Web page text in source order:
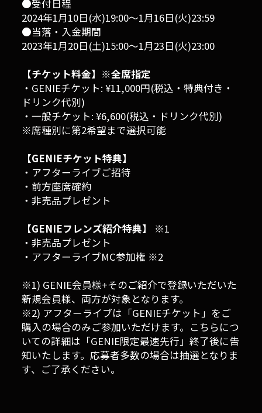
●受付日程
2024年1月10日(水)19:00〜1月16日(火)23:59
●当落・入金期間
2023年1月20日(土)15:00〜1月23日(火)23:00
【チケット料金】※全席指定
・GENIEチケット: ¥11,000円(税込・特典付き・
ドリンク代別)
・一般チケット: ¥6,600(税込・ドリンク代別)
※席種別に第2希望まで選択可能
【GENIEチケット特典】
・アフターライブご招待
・前方座席確約
・非売品プレゼント
【GENIEフレンズ紹介特典】
※1
・非売品プレゼント
・アフターライブMC参加権 ※2
※1) GENIE会員様+そのご紹介で登録いただいた
新規会員様、両方が対象となります。
※2) アフターライブは「GENIEチケット」をご
購入の場合のみご参加いただけます。こちらにつ
いての詳細は「GENIE限定最速先行」終了後に告
知いたします。応募者多数の場合は抽選となりま
す、ご了承ください。